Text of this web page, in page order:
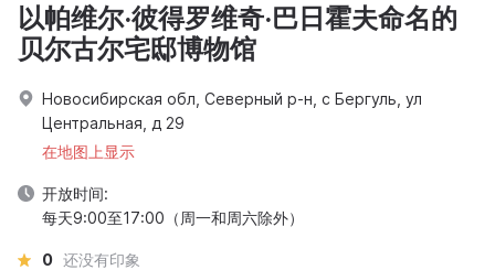
以帕维尔·彼得罗维奇·巴日霍夫命名的
贝尔古尔宅邸博物馆
Новосибирская обл, Северный р-н, с Бергуль, ул
Центральная, д 29
在地图上显示
开放时间:
每天9:00至17:00（周一和周六除外）
0 还没有印象